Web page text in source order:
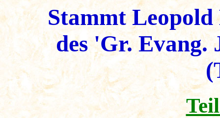
Stammt Leopold
des 'Gr. Evang.